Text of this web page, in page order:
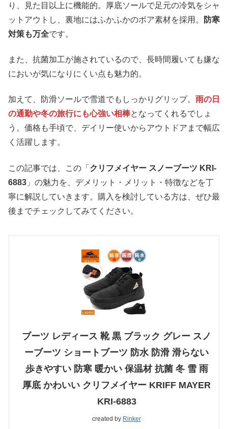
り、見た目以上に機能的。厚底ソールで足元の冷気をシャ
ットアウトし、裏地にはふかふかのボア素材を採用。
防寒
対策も万全です。
また、抗菌加工が施されているので、長時間履いても嫌な
においが気になりにくい点も魅力的。
加えて、防滑ソールで雪道でもしっかりグリップ。 雨の日
の通勤や冬の旅行にも心強い相棒となってくれるでしょ
う。価格も手頃で、デイリー使いからアウトドアまで幅広
く活躍します。
この記事では、この「 クリフメイヤー スノーブーツ KRI-
6883 」の魅力を、デメリット・メリット・特徴などを丁
寧に解説していきます。購入を検討している方は、ぜひ最
後までチェックしてみてください。
ブーツ レディース 靴 黒 ブラック グレー スノ
ーブーツ ショートブーツ 防水 防滑 滑らない
歩きやすい 防寒 暖かい 保温材 抗菌 冬 雪 雨
厚底 かわいい クリフメイヤー KRIFF MAYER
KRI-6883
created by Rinker